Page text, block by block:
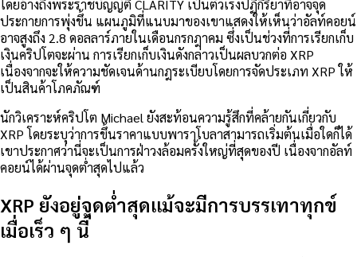
โดยอ้างถึงพระราชบัญญัติ CLARITY เป็นตัวเร่งปฏิกิริยาที่อาจจุด
ประกายการพุ่งขึ้น แผนภูมิที่แนบมาของเขาแสดงให้เห็นว่าอัลท์คอยน์
อาจสูงถึง 2.8 ดอลลาร์ภายในเดือนกรกฎาคม ซึ่งเป็นช่วงที่การเรียกเก็บ
เงินคริปโตจะผ่าน การเรียกเก็บเงินดังกล่าวเป็นผลบวกต่อ XRP
เนื่องจากจะให้ความชัดเจนด้านกฎระเบียบโดยการจัดประเภท XRP ให้
เป็นสินค้าโภคภัณฑ์
นักวิเคราะห์คริปโต Michael ยังสะท้อนความรู้สึกที่คล้ายกันเกี่ยวกับ
XRP โดยระบุว่าการขึ้นราคาแบบพาราโบลาสามารถเริ่มต้นเมื่อใดก็ได้
เขาประกาศว่านี่จะเป็นการฝ่าวงล้อมครั้งใหญ่ที่สุดของปี เนื่องจากอัลท์
คอยน์ได้ผ่านจุดต่ำสุดไปแล้ว
XRP ยังอยู่จุดต่ำสุดแม้จะมีการบรรเทาทุกข์
เมื่อเร็ว ๆ นี้